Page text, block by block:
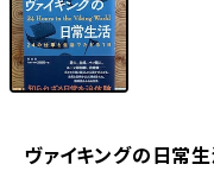
ヴァイキングの日常